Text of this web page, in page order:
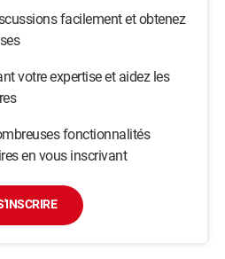
facilement et obtenez
votre expertise et aidez les
fonctionnalités
en vous inscrivant